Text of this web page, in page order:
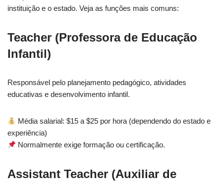
instituição e o estado. Veja as funções mais comuns:
Teacher (Professora de Educação
Infantil)
Responsável pelo planejamento pedagógico, atividades
educativas e desenvolvimento infantil.
Média salarial: $15 a $25 por hora (dependendo do estado e
experiência)
Normalmente exige formação ou certificação.
Assistant Teacher (Auxiliar de